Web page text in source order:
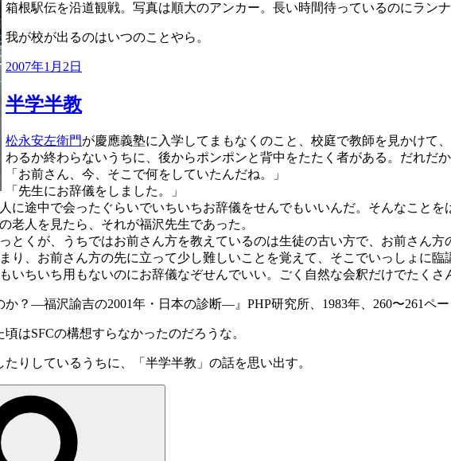
箱根駅伝を沿道観戦。写真は順大のアンカー。長い時間待っているのにラン
我が校が出るのはいつのことやら。
投
日:
2007年1月2日
半学半教
松永安左衛門が慶應義塾に入学してまもなくのこと、校庭で教師を見かけて
わるか終わらないうちに、後からポンポンと背中をたたく者がある。だれだ
「お前さん、今、そこで何をしていたんだね。」
「先生にお辞儀をしました。」
に途中で会ったぐらいでいちいちお辞儀をせんでもいいんだ。そんなことを
人を見たら、それが福沢先生であった。
とくが、うちではお前さん方を教えているのは生徒の古い方で、お前さん
り、お前さん方の先に立って少し難しいことを覚えて、そこでいっしょに
いちいち用もないのにお辞儀なぞせんでいい。ごく自然な会釈だけでたくさ
？—福沢諭吉の2001年・日本の診断—』PHP研究所、1983年、260〜261ペー
はSFCの構想すらなかったのだろうな。
りしているうちに、「半学半教」の話を思い出す。